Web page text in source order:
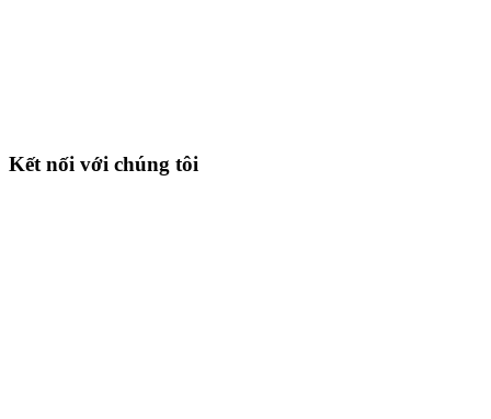
Kết nối với chúng tôi